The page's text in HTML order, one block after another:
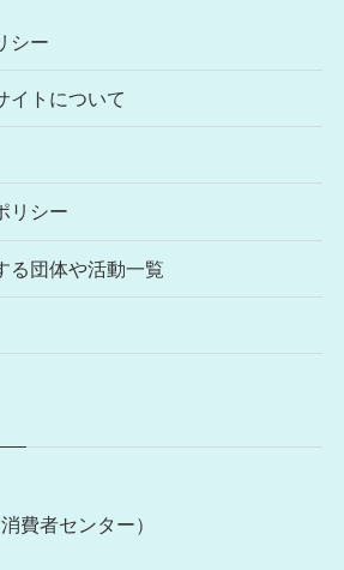
シー
イトについて
リシー
る団体や活動一覧
費者センター）